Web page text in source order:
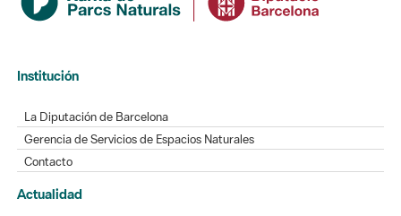
Institución
La Diputación de Barcelona
Gerencia de Servicios de Espacios Naturales
Contacto
Actualidad